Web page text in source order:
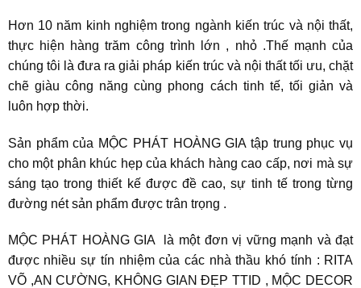
Hơn 10 năm kinh nghiệm trong ngành kiến trúc và nội thất,
thực hiện hàng trăm công trình lớn , nhỏ .Thế mạnh của
chúng tôi là đưa ra giải pháp kiến trúc và nội thất tối ưu, chặt
chẽ giàu công năng cùng phong cách tinh tế, tối giản và
luôn hợp thời.
Sản phẩm của MỘC PHÁT HOÀNG GIA tập trung phục vụ
cho một phân khúc hẹp của khách hàng cao cấp, nơi mà sự
sáng tạo trong thiết kế được đề cao, sự tinh tế trong từng
đường nét sản phẩm được trân trọng .
MỘC PHÁT HOÀNG GIA là một đơn vị vững mạnh và đạt
được nhiều sự tín nhiệm của các nhà thầu khó tính : RITA
VÕ ,AN CƯỜNG, KHÔNG GIAN ĐẸP TTID , MỘC DECOR